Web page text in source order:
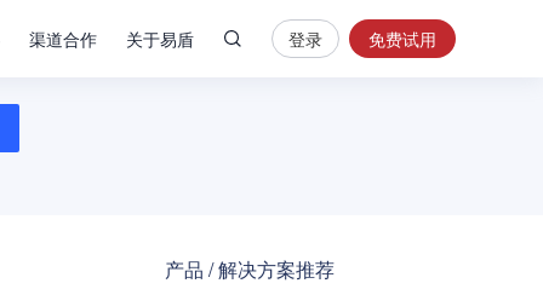
渠道合作 关于易盾
安
登录 免费试用
产品 / 解决方案推荐